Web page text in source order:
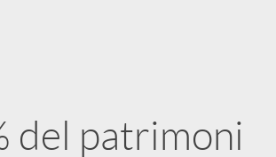
del patrimoni